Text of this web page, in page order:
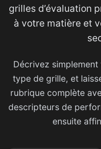
grilles d’évaluation
à votre matière et
Décrivez
type de grille, et
rubrique complète
descripteurs de
ensuite